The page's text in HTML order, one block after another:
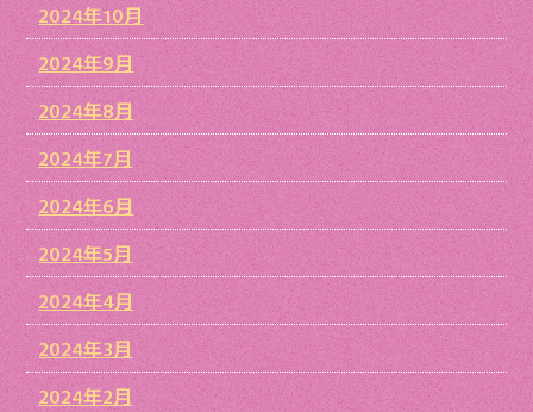
2024年10月
2024年9月
2024年8月
2024年7月
2024年6月
2024年5月
2024年4月
2024年3月
2024年2月